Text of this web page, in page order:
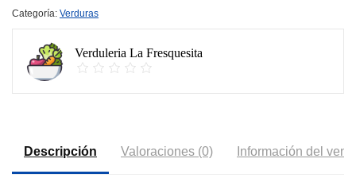
Categoría: Verduras
Verduleria La Fresquesita
Descripción Valoraciones (0) Información del